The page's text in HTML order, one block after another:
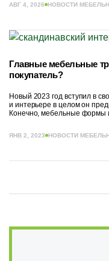
АВГ 4, 2026 НОВОСТИ
Главные мебельные
покупатель?
Новый 2023 год вступил в
и интерьере в целом он
Конечно, мебельные формы
ЯНВ 2, 2023 НОВОСТИ